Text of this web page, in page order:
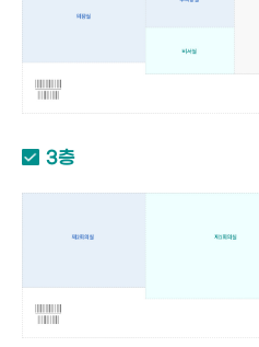
3층